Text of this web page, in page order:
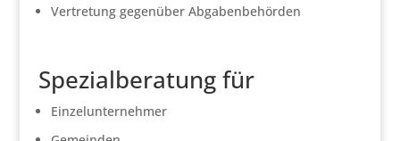
Vertretung gegenüber Abgabenbehörden
Spezialberatung für
Einzelunternehmer